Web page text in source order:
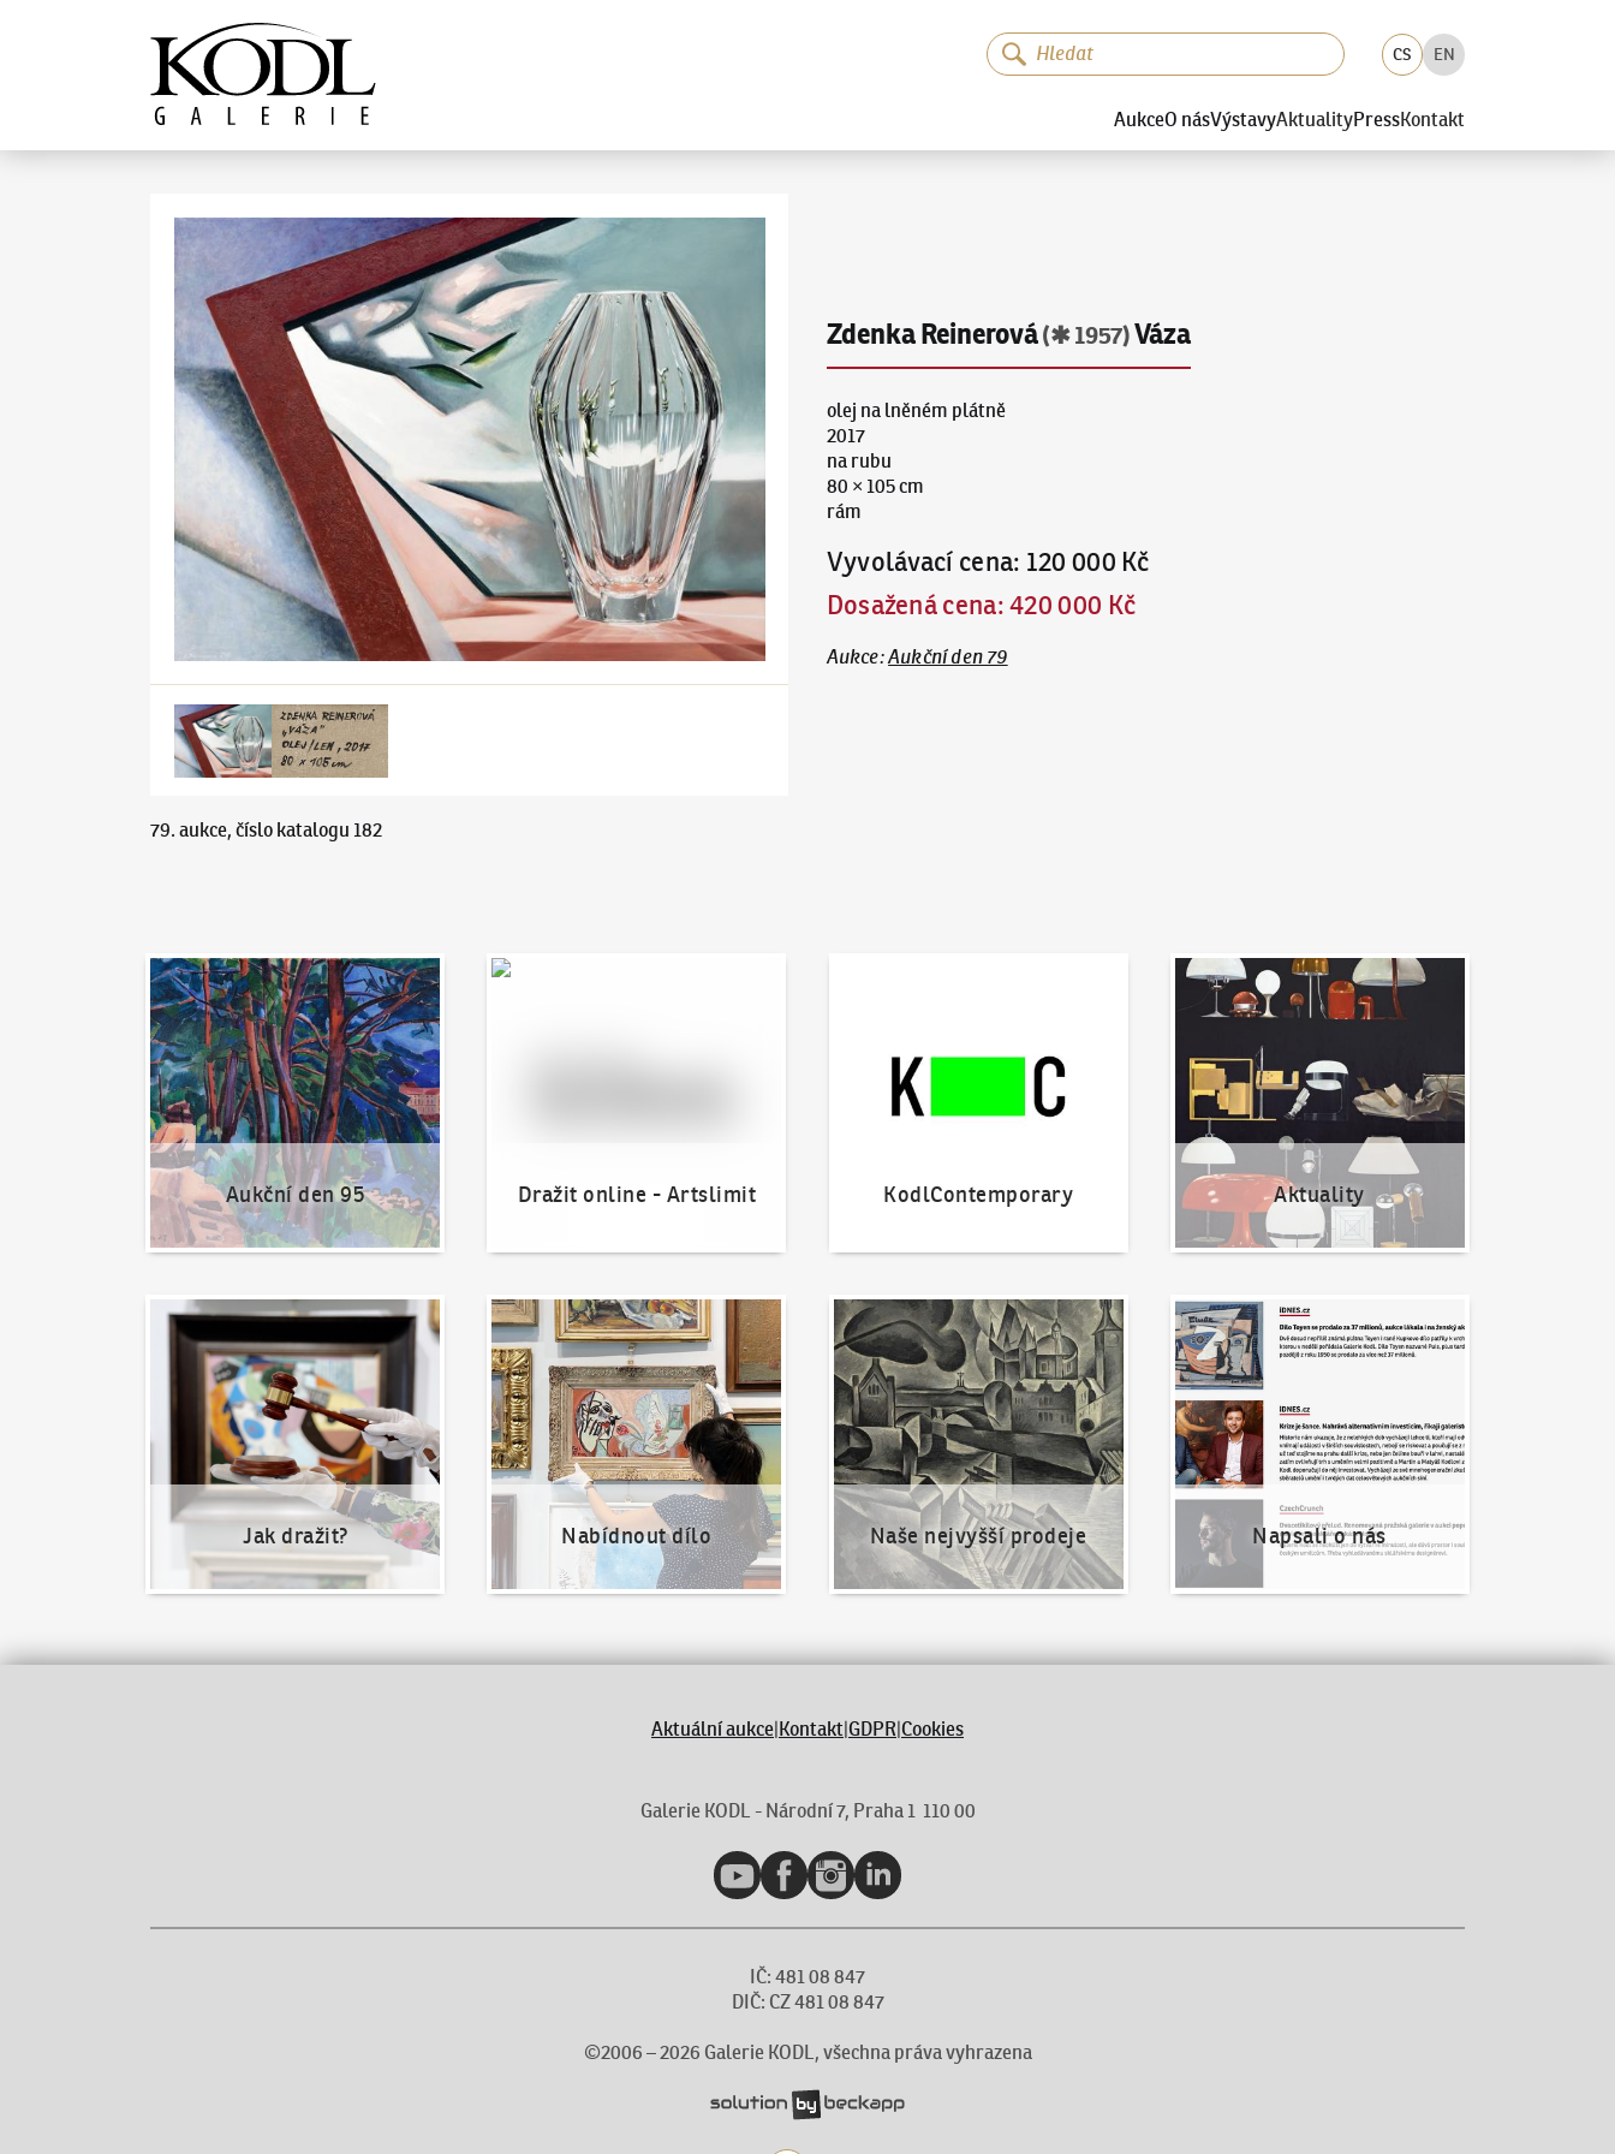
Galerie KODL
CS EN
AukceO násVýstavyAktualityPressKontakt
Zdenka Reinerová(✱ 1957)Váza
olej na lněném plátně
2017
na rubu
80 × 105 cm
rám
Vyvolávací cena: 120 000 Kč
Dosažená cena:420 000 Kč
Aukce:Aukční den 79
79. aukce, číslo katalogu 182
Aukční den 95
Aukční den 95
Dražit online - Artslimit
Dražit online - Artslimit
KodlContemporary Aktuality
Aktuality
Jak dražit?
Jak dražit?
Nabídnout dílo
Nabídnout dílo
Naše nejvyšší prodeje
Naše nejvyšší prodeje
Napsali o nás
Napsali o nás
Aktuální aukce|Kontakt|GDPR|Cookies
Galerie KODL - Národní 7, Praha 1 110 00
YouTubeFacebookInstagramLinkedIn
IČ: 481 08 847
DIČ: CZ 481 08 847
©2006 –2026 Galerie KODL, všechna práva vyhrazena